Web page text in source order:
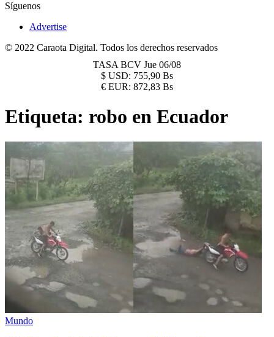
Síguenos
Advertise
© 2022 Caraota Digital. Todos los derechos reservados
TASA BCV Jue 06/08
$ USD: 755,90 Bs
€ EUR: 872,83 Bs
Etiqueta: robo en Ecuador
Mundo